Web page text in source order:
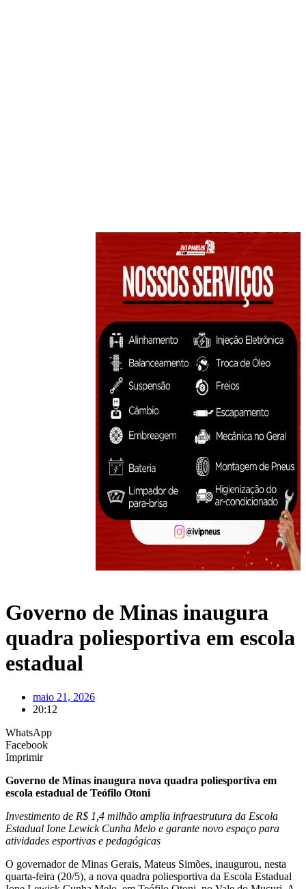
Governo de Minas inaugura
quadra poliesportiva em escola
estadual
maio 21, 2026
20:12
WhatsApp
Facebook
Imprimir
Governo de Minas inaugura nova quadra poliesportiva em
escola estadual de Teófilo Otoni
Investimento de R$ 1,4 milhão amplia infraestrutura da Escola
Estadual Ione Lewick Cunha Melo e garante novo espaço para
atividades esportivas e pedagógicas
O governador de Minas Gerais, Mateus Simões, inaugurou, nesta
quarta-feira (20/5), a nova quadra poliesportiva da Escola Estadual